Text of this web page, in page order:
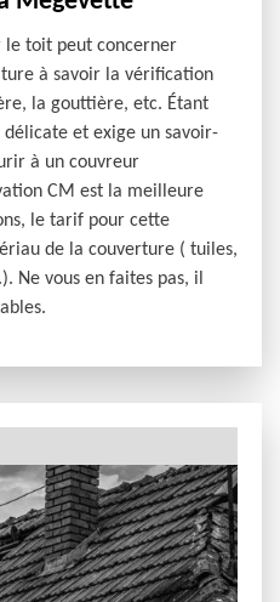
le toit peut concerner
à savoir la vérification
la gouttière, etc. Étant
et exige un savoir-
à un couvreur
CM est la meilleure
le tarif pour cette
de la couverture ( tuiles,
Ne vous en faites pas, il